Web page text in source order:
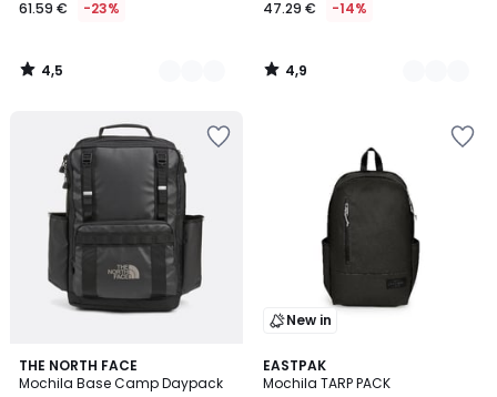
61.59 € -23%
4,5
/
47.29 € -14%
4,9
/
THE NORTH FACE
Mochila Base Camp Daypack
4,9
/ 5
New in
EASTPAK
Mochila TARP PACK